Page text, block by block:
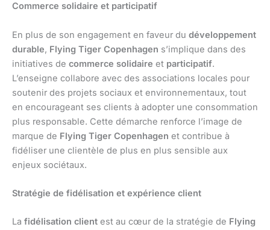
Commerce solidaire et participatif
En plus de son engagement en faveur du développement
durable, Flying Tiger Copenhagen s’implique dans des
initiatives de commerce solidaire et participatif.
L’enseigne collabore avec des associations locales pour
soutenir des projets sociaux et environnementaux, tout
en encourageant ses clients à adopter une consommation
plus responsable. Cette démarche renforce l’image de
marque de Flying Tiger Copenhagen et contribue à
fidéliser une clientèle de plus en plus sensible aux
enjeux sociétaux.
Stratégie de fidélisation et expérience client
La fidélisation client est au cœur de la stratégie de Flying